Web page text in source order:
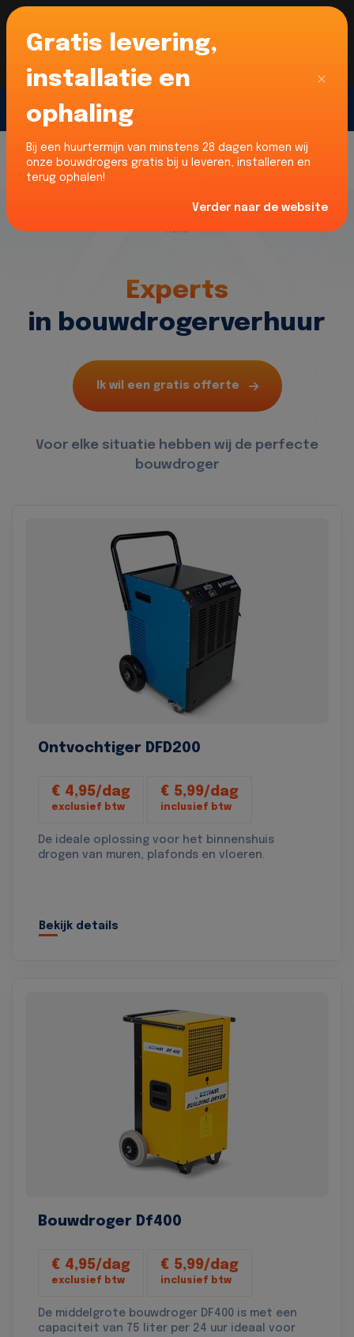
Voor onze Nederlandse klanten... Wij zijn maar
liefst 52% goedkoper dan verhuurders uit NL -
limburg en Noord-Brabant!
Home
Experts
in bouwdrogerverhuur
Ik wil een gratis offerte
Voor elke situatie hebben wij de perfecte
bouwdroger
Ontvochtiger DFD200
€ 4,95/dag
exclusief btw
€ 5,99/dag
inclusief btw
De ideale oplossing voor het binnenshuis
drogen van muren, plafonds en vloeren.
Bekijk details
Bouwdroger Df400
€ 4,95/dag
exclusief btw
€ 5,99/dag
inclusief btw
De middelgrote bouwdroger DF400 is met een
capaciteit van 75 liter per 24 uur ideaal voor
Gratis levering,
installatie en
ophaling
Bij een huurtermijn van minstens 28 dagen komen wij
onze bouwdrogers gratis bij u leveren, installeren en
terug ophalen!
Verder naar de website